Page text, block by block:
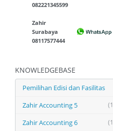
082221345599
Zahir
Surabaya
08117577444
KNOWLEDGEBASE
Pemilihan Edisi dan Fasilitas
Zahir Accounting 5
Zahir Accounting 6